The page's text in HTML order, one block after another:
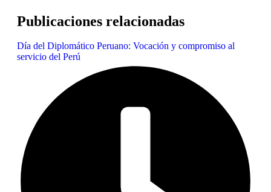
Publicaciones relacionadas
Día del Diplomático Peruano: Vocación y compromiso al
servicio del Perú